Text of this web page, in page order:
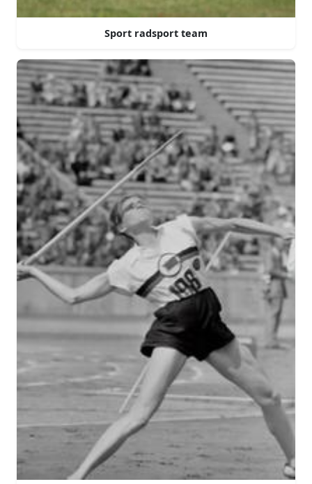
Sport radsport team